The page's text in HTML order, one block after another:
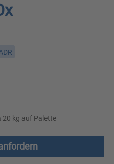
20 kg auf Palette